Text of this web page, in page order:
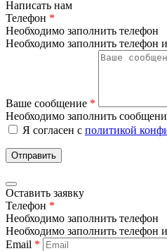
Написать нам
Телефон *
Необходимо заполнить телефон
Необходимо заполнить телефон
Ваше сообщение *
Необходимо заполнить
Я согласен с политикой
Отправить
Оставить заявку
Телефон *
Необходимо заполнить телефон
Необходимо заполнить телефон
Email *